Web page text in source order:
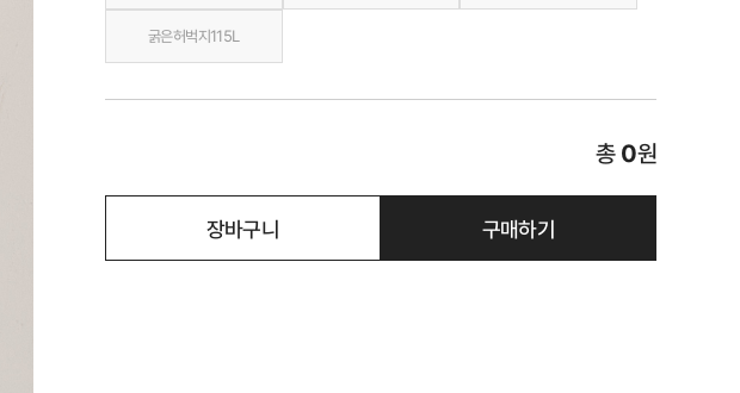
굵은허벅지115L
총 0원
장바구니 구매하기